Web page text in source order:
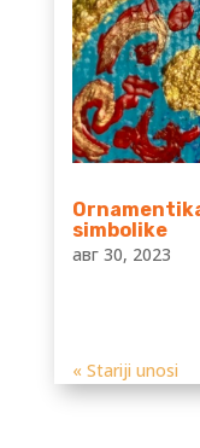
simbolike
авг 30, 2023
« Stariji unosi